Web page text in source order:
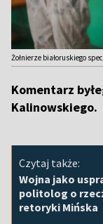
Żołnierze białoruskiego
Komentarz
Kalinowskiego.
Czytaj także:
Wojna jako
politolog o
retoryki Mińska